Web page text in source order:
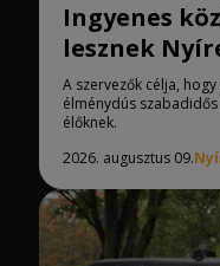
Ingyenes
lesznek
A szervezők célja,
élménydús
élőknek.
2026. augusztus 09.